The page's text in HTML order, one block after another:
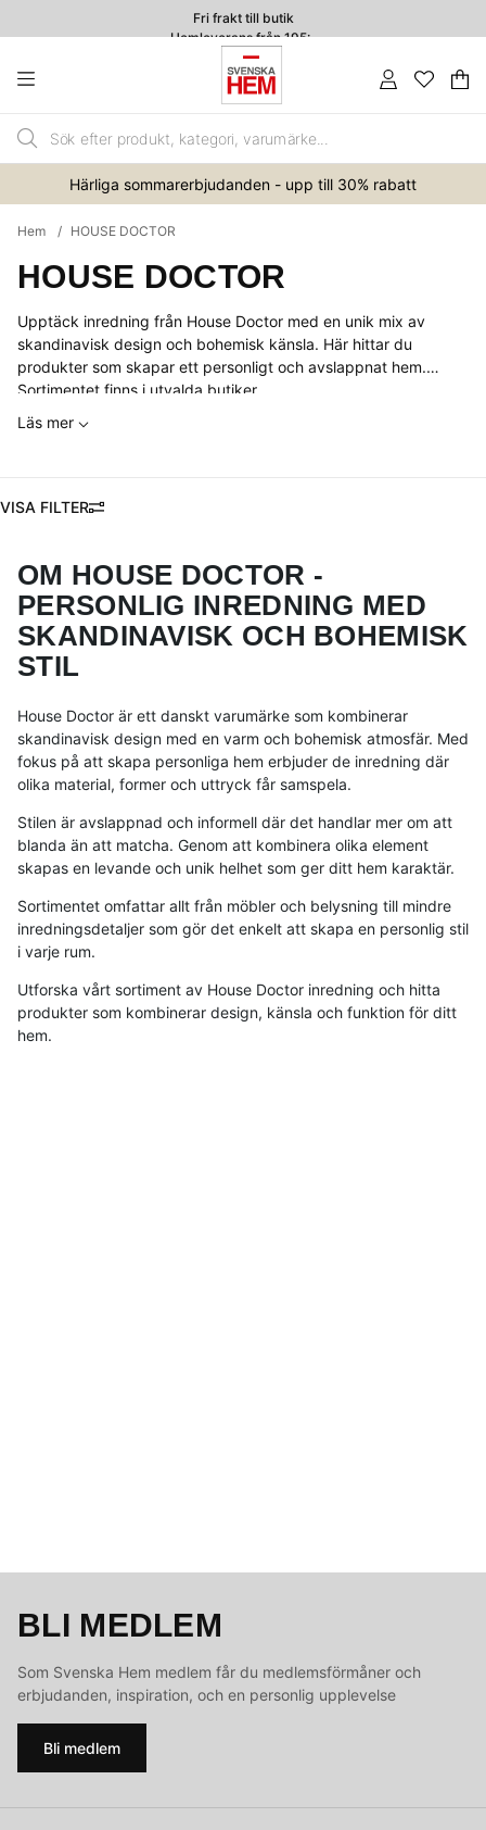
Fri frakt till butik
Hemleverans från 195:-
.
Härliga sommarerbjudanden - upp till 30% rabatt
Hem HOUSE DOCTOR
HOUSE DOCTOR
Upptäck inredning från House Doctor med en unik mix av
skandinavisk design och bohemisk känsla. Här hittar du
produkter som skapar ett personligt och avslappnat hem.
Sortimentet finns i utvalda butiker
Läs mer
FILTRERA
OM HOUSE DOCTOR -
PERSONLIG INREDNING MED
SKANDINAVISK OCH BOHEMISK
STIL
House Doctor är ett danskt varumärke som kombinerar
skandinavisk design med en varm och bohemisk atmosfär. Med
fokus på att skapa personliga hem erbjuder de inredning där
olika material, former och uttryck får samspela.
Stilen är avslappnad och informell där det handlar mer om att
blanda än att matcha. Genom att kombinera olika element
skapas en levande och unik helhet som ger ditt hem karaktär.
Sortimentet omfattar allt från möbler och belysning till mindre
inredningsdetaljer som gör det enkelt att skapa en personlig stil
i varje rum.
Utforska vårt sortiment av House Doctor inredning och hitta
produkter som kombinerar design, känsla och funktion för ditt
hem.
BLI MEDLEM
Som Svenska Hem medlem får du medlemsförmåner och
erbjudanden, inspiration, och en personlig upplevelse
Bli medlem